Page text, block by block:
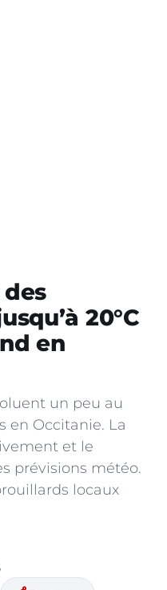
20°C
en
un peu au
en Occitanie. La
et le
prévisions météo.
locaux